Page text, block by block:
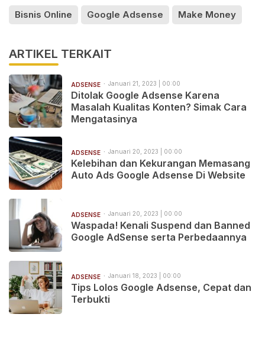
Bisnis Online Google Adsense Make Money
ARTIKEL TERKAIT
ADSENSE Januari 21, 2023 | 00:00
Ditolak Google Adsense Karena
Masalah Kualitas Konten? Simak Cara
Mengatasinya
ADSENSE Januari 20, 2023 | 00:00
Kelebihan dan Kekurangan Memasang
Auto Ads Google Adsense Di Website
ADSENSE Januari 20, 2023 | 00:00
Waspada! Kenali Suspend dan Banned
Google AdSense serta Perbedaannya
ADSENSE Januari 18, 2023 | 00:00
Tips Lolos Google Adsense, Cepat dan
Terbukti